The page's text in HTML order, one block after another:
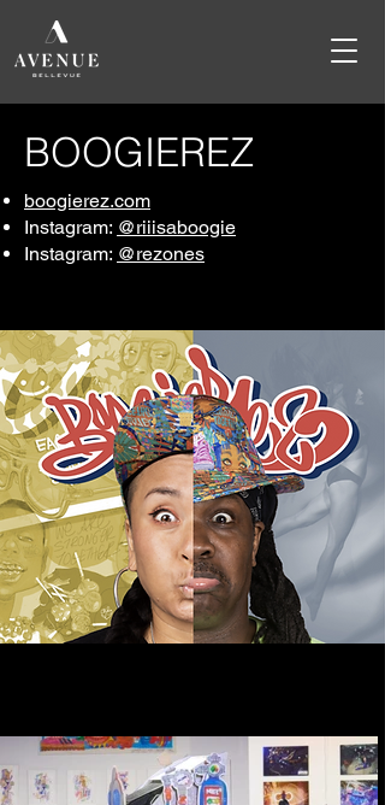
BOOGIEREZ
boogierez.com
Instagram: @riiisaboogie
Instagram: @rezones